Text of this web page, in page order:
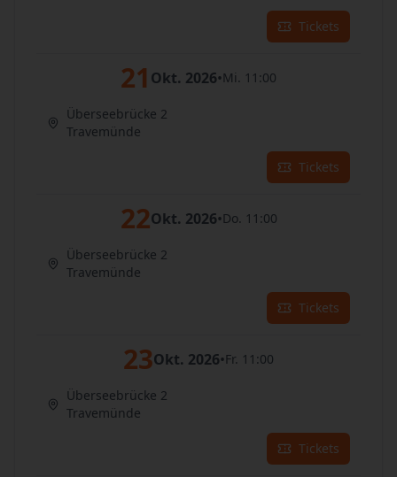
Tickets
21 Okt. 2026•Mi. 11:00
Überseebrücke 2
Travemünde
Tickets
22Okt. 2026•Do. 11:00
Überseebrücke 2
Travemünde
Tickets
23Okt. 2026•Fr. 11:00
Überseebrücke 2
Travemünde
Tickets